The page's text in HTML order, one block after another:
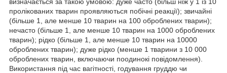
пролікованих тварин проявляються побічні реакції); звичайні
(більше 1, але менше 10 тварин на 100 оброблених тварин);
нечасто (більше 1, але менше 10 тварин на 1000 оброблених
тварин); рідко (більше 1, але менше 10 тварин на 10000
оброблених тварин); дуже рідко (менше 1 тварини з 10 000
оброблених тварин, включаючи поодинокі повідомлення).
Використання під час вагітності, годування груддю чи